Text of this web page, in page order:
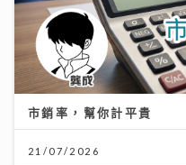
憑獨特歌聲完勝過百對
道 師姐陳蕾大讚好有魔力
21/07/2026